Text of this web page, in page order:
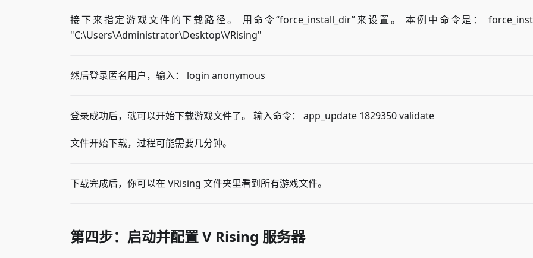
接下来指定游戏文件的下载路径。 用命令“force_install_dir”来设置。 本例中命令是：
"C:\Users\Administrator\Desktop\VRising"
然后登录匿名用户，输入： login anonymous
登录成功后，就可以开始下载游戏文件了。 输入命令： app_update 1829350 validate
文件开始下载，过程可能需要几分钟。
下载完成后，你可以在 VRising 文件夹里看到所有游戏文件。
第四步：启动并配置 V Rising 服务器